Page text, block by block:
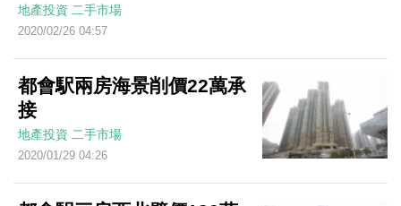
地產投資 二手市場
2020/02/26 04:57
都會駅兩房海景削價22萬承
接
地產投資 二手市場
2020/01/29 04:26